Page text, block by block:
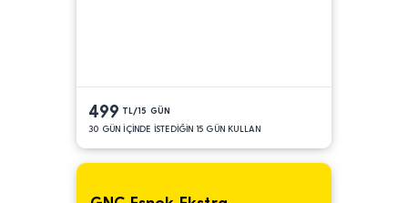
499 TL/15 GÜN
30 GÜN İÇİNDE İSTEDİĞİN 15 GÜN KULLAN